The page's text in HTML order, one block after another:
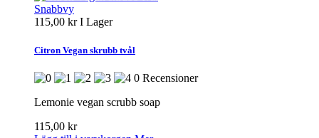
Snabbvy
115,00 krI Lager
Citron Vegan skrubb tvål
0 Recensioner
Lemonie vegan scrubb soap
115,00 kr